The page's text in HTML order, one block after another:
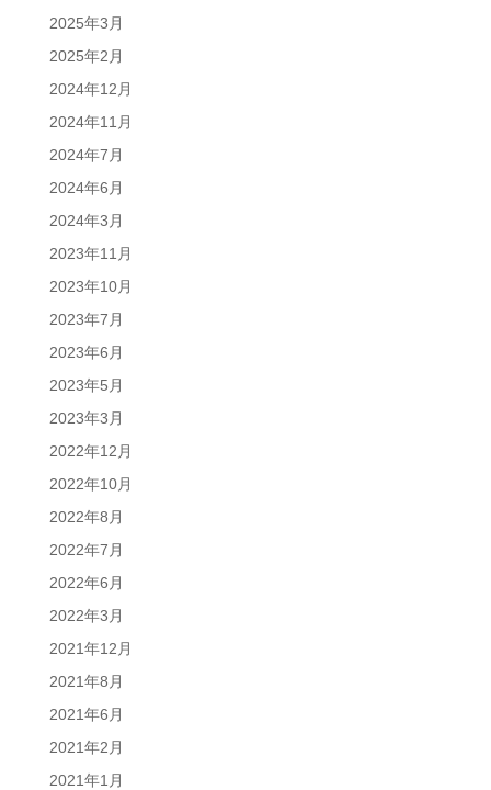
2025年3月
2025年2月
2024年12月
2024年11月
2024年7月
2024年6月
2024年3月
2023年11月
2023年10月
2023年7月
2023年6月
2023年5月
2023年3月
2022年12月
2022年10月
2022年8月
2022年7月
2022年6月
2022年3月
2021年12月
2021年8月
2021年6月
2021年2月
2021年1月